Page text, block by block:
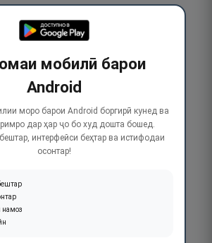
мобилӣ барои
Android
моро барои Android боргирӣ кунед ва
дар ҳар ҷо бо худ дошта бошед.
интерфейси беҳтар ва истифодаи
осонтар!
намоз